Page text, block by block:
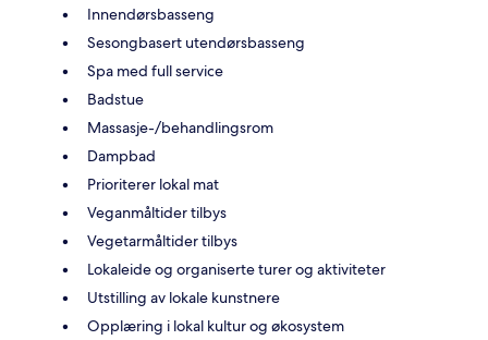
Innendørsbasseng
Sesongbasert utendørsbasseng
Spa med full service
Badstue
Massasje-/behandlingsrom
Dampbad
Prioriterer lokal mat
Veganmåltider tilbys
Vegetarmåltider tilbys
Lokaleide og organiserte turer og aktiviteter
Utstilling av lokale kunstnere
Opplæring i lokal kultur og økosystem